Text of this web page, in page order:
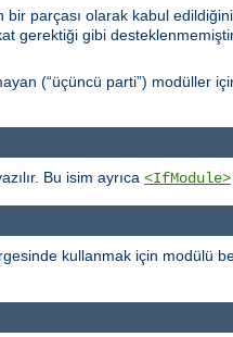
parçası olarak kabul
gerektiği gibi
(“üçüncü parti”) modüller
Bu isim ayrıca <IfModule>
kullanmak için modülü